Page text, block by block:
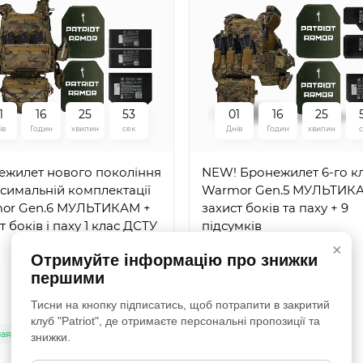
1 16 25 52
Вага 2,4 кг. Розмір 25 на
9
0 1 16 25
Бронежилет нового
в максимальній
Warmor Gen.6
фартух + фігурні
збільшеної площі 1 класу
В наявності
16
Годин
25
хвилин
52
сек
нового покоління
комплектації
Gen.6 МУЛЬТИКАМ +
боків і паху 1 клас ДСТУ
01
Днів
16
Годин
25
хвилин
NEW! Бронежилет 6-го
Warmor Gen.5
захист боків та паху + 9
підсумків
327
×
Отримуйте інформацію про знижки
першими
Тисни на кнопку підписатись, щоб потрапити в закритий
клуб "Patriot", де отримаєте персональні пропозиції та
знижки.